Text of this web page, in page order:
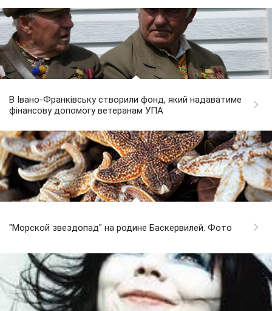
В Івано-Франківську створили фонд, який надаватиме
фінансову допомогу ветеранам УПА
"Морской звездопад" на родине Баскервилей. Фото